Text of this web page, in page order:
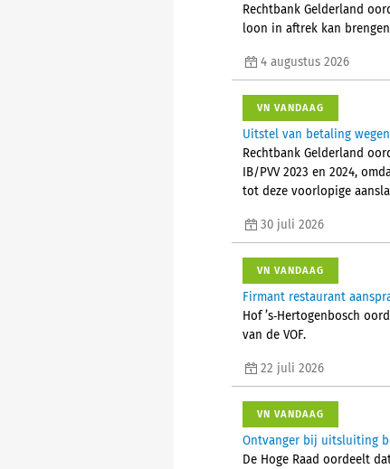
Rechtbank Gelderland
loon in aftrek kan
4 augustus 2026
VN VANDAAG
Uitstel van betaling
Rechtbank Gelderland
IB/PVV 2023 en 2024,
tot deze voorlopige
30 juli 2026
VN VANDAAG
Firmant restaurant
Hof ’s‑Hertogenbosch
van de VOF.
22 juli 2026
VN VANDAAG
Ontvanger bij uitsluiting
De Hoge Raad oordeelt